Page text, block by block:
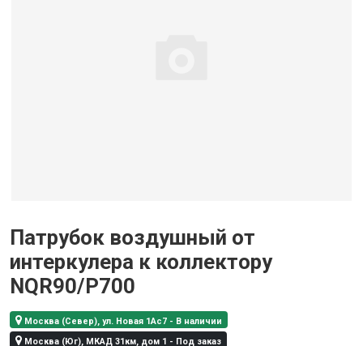
Патрубок воздушный от
интеркулера к коллектору
NQR90/P700
Москва (Север), ул. Новая 1Ас7 - В наличии
Москва (Юг), МКАД 31км, дом 1 - Под заказ